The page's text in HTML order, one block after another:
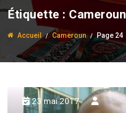
Étiquette : Cameroun
Accueil Cameroun Page 24
23 mai 2017